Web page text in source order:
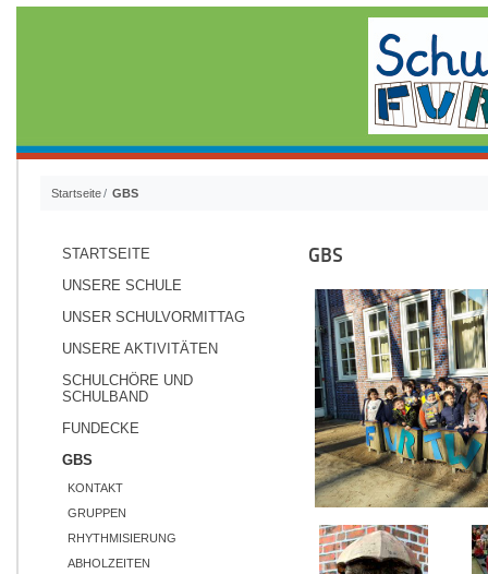
Startseite GBS
STARTSEITE
UNSERE SCHULE
UNSER SCHULVORMITTAG
UNSERE AKTIVITÄTEN
SCHULCHÖRE UND
SCHULBAND
FUNDECKE
GBS
KONTAKT
GRUPPEN
RHYTHMISIERUNG
ABHOLZEITEN
GBS